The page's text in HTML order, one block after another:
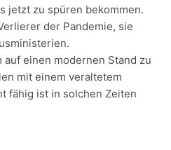
jetzt zu spüren bekommen.
der Pandemie, sie
einen modernen Stand zu
mit einem veraltetem
fähig ist in solchen Zeiten